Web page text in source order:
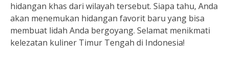
hidangan khas dari wilayah tersebut. Siapa tahu, Anda
akan menemukan hidangan favorit baru yang bisa
membuat lidah Anda bergoyang. Selamat menikmati
kelezatan kuliner Timur Tengah di Indonesia!